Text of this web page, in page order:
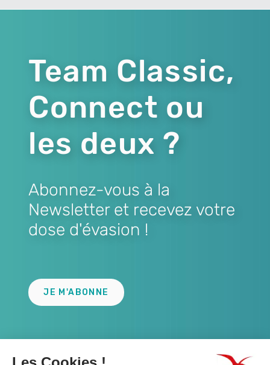
Team Classic,
Connect ou
les deux ?
Abonnez-vous à la
Newsletter et recevez votre
dose d'évasion !
JE M'ABONNE